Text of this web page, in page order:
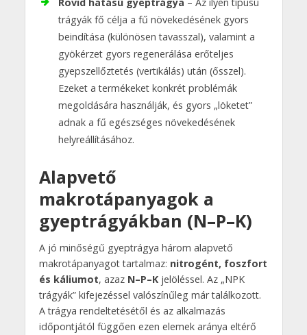
Rövid hatású gyeptrágya – Az ilyen típusú
trágyák fő célja a fű növekedésének gyors
beindítása (különösen tavasszal), valamint a
gyökérzet gyors regenerálása erőteljes
gyepszellőztetés (vertikálás) után (ősszel).
Ezeket a termékeket konkrét problémák
megoldására használják, és gyors „löketet”
adnak a fű egészséges növekedésének
helyreállításához.
Alapvető
makrotápanyagok a
gyeptrágyákban (N–P–K)
A jó minőségű gyeptrágya három alapvető
makrotápanyagot tartalmaz: nitrogént, foszfort
és káliumot, azaz N–P–Kjelöléssel. Az „NPK
trágyák” kifejezéssel valószínűleg már találkozott.
A trágya rendeltetésétől és az alkalmazás
időpontjától függően ezen elemek aránya eltérő